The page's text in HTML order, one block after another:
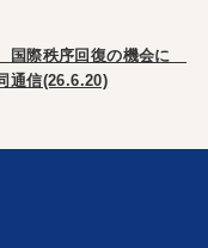
国際秩序回復の機会に
通信(26.6.20)